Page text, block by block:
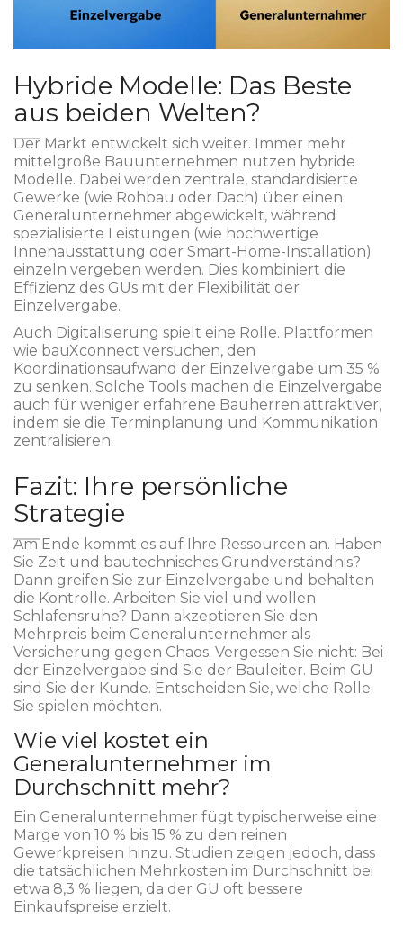
Hybride Modelle: Das Beste
aus beiden Welten?
Der Markt entwickelt sich weiter. Immer mehr
mittelgroße Bauunternehmen nutzen hybride
Modelle. Dabei werden zentrale, standardisierte
Gewerke (wie Rohbau oder Dach) über einen
Generalunternehmer abgewickelt, während
spezialisierte Leistungen (wie hochwertige
Innenausstattung oder Smart-Home-Installation)
einzeln vergeben werden. Dies kombiniert die
Effizienz des GUs mit der Flexibilität der
Einzelvergabe.
Auch Digitalisierung spielt eine Rolle. Plattformen
wie bauXconnect versuchen, den
Koordinationsaufwand der Einzelvergabe um 35 %
zu senken. Solche Tools machen die Einzelvergabe
auch für weniger erfahrene Bauherren attraktiver,
indem sie die Terminplanung und Kommunikation
zentralisieren.
Fazit: Ihre persönliche
Strategie
Am Ende kommt es auf Ihre Ressourcen an. Haben
Sie Zeit und bautechnisches Grundverständnis?
Dann greifen Sie zur Einzelvergabe und behalten
die Kontrolle. Arbeiten Sie viel und wollen
Schlafensruhe? Dann akzeptieren Sie den
Mehrpreis beim Generalunternehmer als
Versicherung gegen Chaos. Vergessen Sie nicht: Bei
der Einzelvergabe sind Sie der Bauleiter. Beim GU
sind Sie der Kunde. Entscheiden Sie, welche Rolle
Sie spielen möchten.
Wie viel kostet ein
Generalunternehmer im
Durchschnitt mehr?
Ein Generalunternehmer fügt typischerweise eine
Marge von 10 % bis 15 % zu den reinen
Gewerkpreisen hinzu. Studien zeigen jedoch, dass
die tatsächlichen Mehrkosten im Durchschnitt bei
etwa 8,3 % liegen, da der GU oft bessere
Einkaufspreise erzielt.